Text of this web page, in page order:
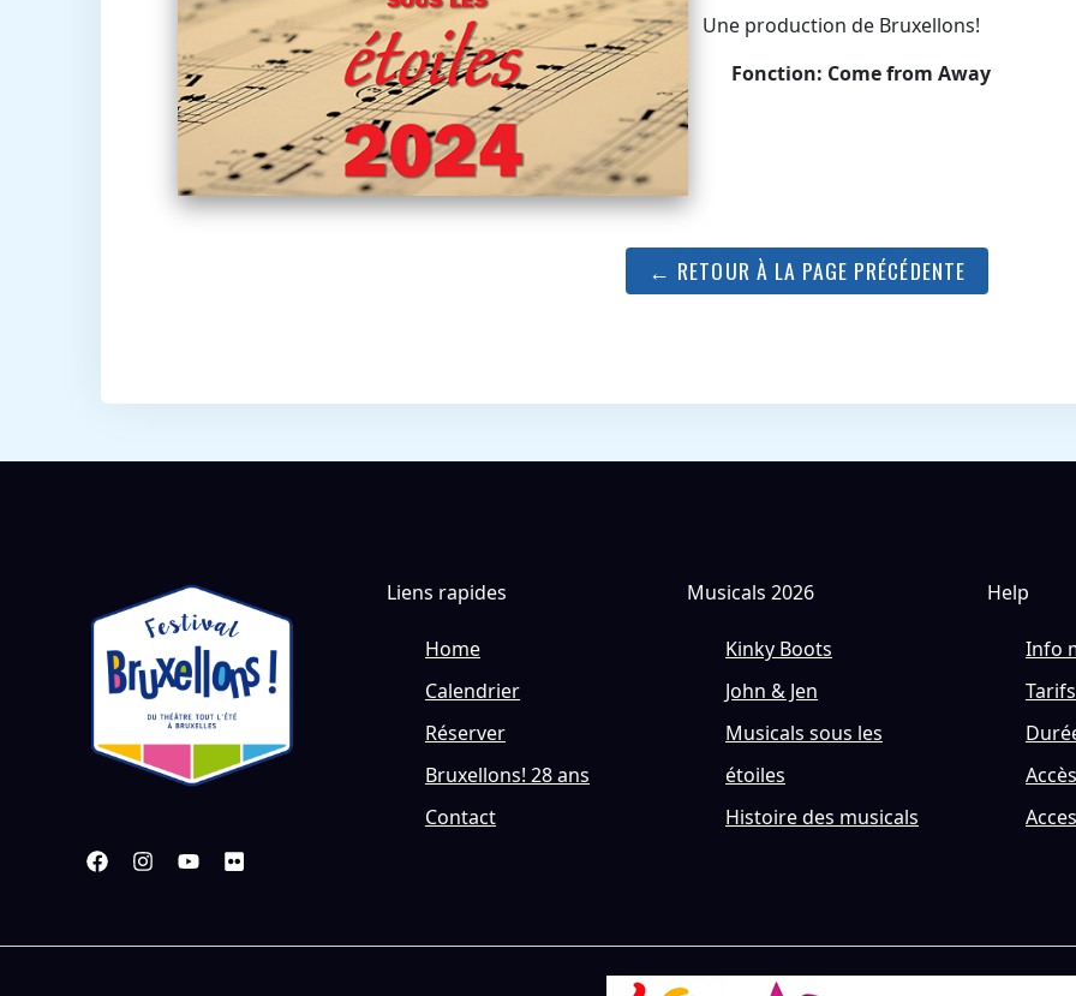
Une production de Bruxellons!
Fonction: Come from Away
← RETOUR À LA PAGE PRÉCÉDENTE
Liens rapides
Home
Calendrier
Réserver
Bruxellons! 28 ans
Contact
Musicals 2026
Kinky Boots
John & Jen
Musicals sous les
étoiles
Histoire des musicals
Help
Info
Tarifs
Accès